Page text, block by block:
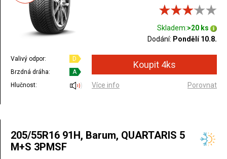
Skladem:>20 ks
Dodání: Pondělí 10.8.
Valivý odpor:
D
Brzdná dráha:
A
Hlučnost:
Více info Porovnat
205/55R16 91H, Barum, QUARTARIS 5
M+S 3PMSF